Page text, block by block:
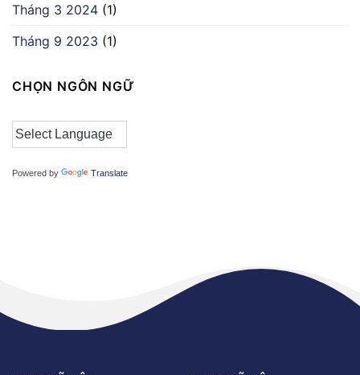
Tháng 3 2024 (1)
Tháng 9 2023 (1)
CHỌN NGÔN NGỮ
Powered by Translate